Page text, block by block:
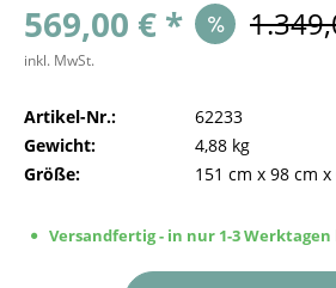
569,00 € *
inkl. MwSt.
Artikel-Nr.:
62233
Gewicht:
4,88 kg
Größe:
151 cm x 98 cm x
Versandfertig - in nur 1-3